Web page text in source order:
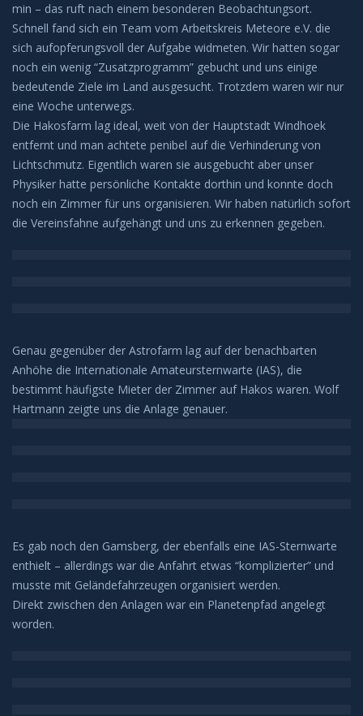
Meeresleuchten
Mondhalos
Oppositionseffekt
Polarlicht
Regenbögen
Sonnenhalos
Wolken
Kelvin Helmholtz
Sonne
Weißlicht
min – das ruft nach einem besonderen Beobachtungsort.
Schnell fand sich ein Team vom Arbeitskreis Meteore e.V. die
sich aufopferungsvoll der Aufgabe widmeten. Wir hatten sogar
noch ein wenig “Zusatzprogramm” gebucht und uns einige
bedeutende Ziele im Land ausgesucht. Trotzdem waren wir nur
eine Woche unterwegs.
Die Hakosfarm lag ideal, weit von der Hauptstadt Windhoek
entfernt und man achtete penibel auf die Verhinderung von
Lichtschmutz. Eigentlich waren sie ausgebucht aber unser
Physiker hatte persönliche Kontakte dorthin und konnte doch
noch ein Zimmer für uns organisieren. Wir haben natürlich sofort
die Vereinsfahne aufgehängt und uns zu erkennen gegeben.
Genau gegenüber der Astrofarm lag auf der benachbarten
Anhöhe die Internationale Amateursternwarte (IAS), die
bestimmt häufigste Mieter der Zimmer auf Hakos waren. Wolf
Hartmann zeigte uns die Anlage genauer.
Es gab noch den Gamsberg, der ebenfalls eine IAS-Sternwarte
enthielt – allerdings war die Anfahrt etwas “komplizierter” und
musste mit Geländefahrzeugen organisiert werden.
Direkt zwischen den Anlagen war ein Planetenpfad angelegt
worden.